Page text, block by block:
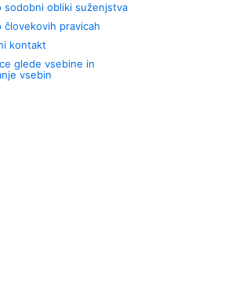
sodobni obliki suženjstva
človekovih pravicah
kontakt
glede vsebine in
vsebin